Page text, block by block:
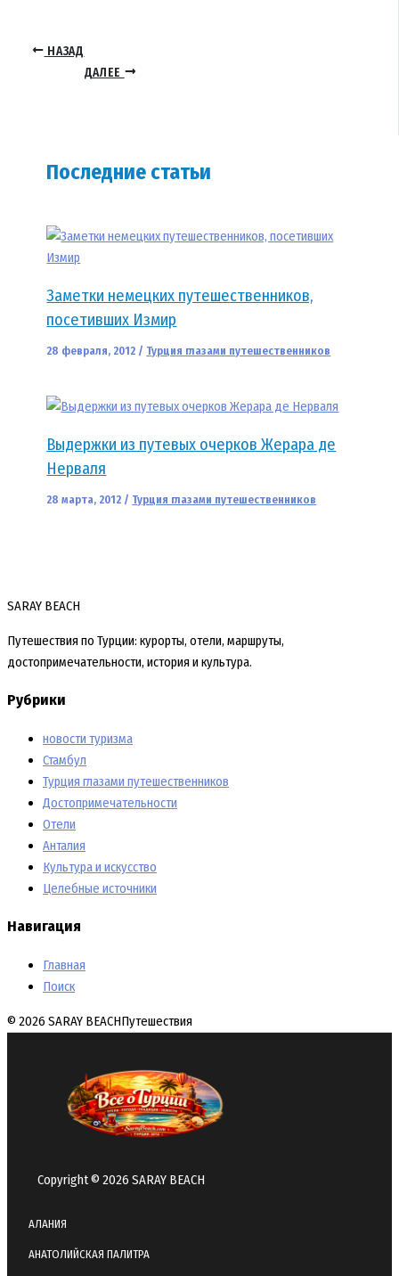
НАЗАД
ДАЛЕЕ
Последние статьи
Заметки немецких путешественников,
посетивших Измир
28 февраля, 2012 / Турция глазами путешественников
Выдержки из путевых очерков Жерара де
Нерваля
28 марта, 2012 / Турция глазами путешественников
SARAY BEACH
Путешествия по Турции: курорты, отели, маршруты,
достопримечательности, история и культура.
Рубрики
новости туризма
Стамбул
Турция глазами путешественников
Достопримечательности
Отели
Анталия
Культура и искусство
Целебные источники
Навигация
Главная
Поиск
© 2026 SARAY BEACHПутешествия
Copyright © 2026 SARAY BEACH
АЛАНИЯ
АНАТОЛИЙСКАЯ ПАЛИТРА